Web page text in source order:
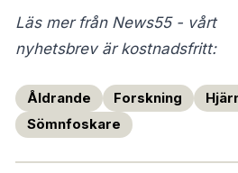
Läs mer från News55 - vårt
nyhetsbrev är kostnadsfritt:
Åldrande Forskning
Sömnfoskare